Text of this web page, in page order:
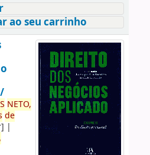
ao seu carrinho
NETO,
de
|